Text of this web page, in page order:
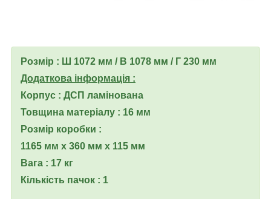
Розмір : Ш 1072 мм / В 1078 мм / Г 230 мм
Додаткова інформація :
Корпус : ДСП ламінована
Товщина матеріалу : 16 мм
Розмір коробки :
1165 мм х 360 мм х 115 мм
Вага : 17 кг
Кількість пачок : 1